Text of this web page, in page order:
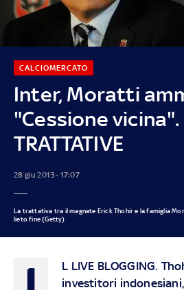
Inter, Moratti
"Cessione vicina".
TRATTATIVE
CALCIOMERCATO
28 giu 2013 - 17:07
La trattativa tra il magnate Erick Thohir e la famiglia
lieto fine (Getty)
L LIVE BLOGGING.
investitori